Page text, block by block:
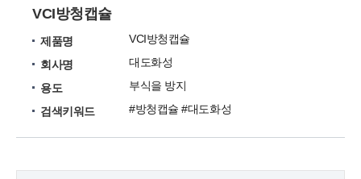
VCI방청캡슐
제품명
VCI방청캡슐
회사명
대도화성
용도
부식을 방지
검색키워드
#방청캡슐 #대도화성